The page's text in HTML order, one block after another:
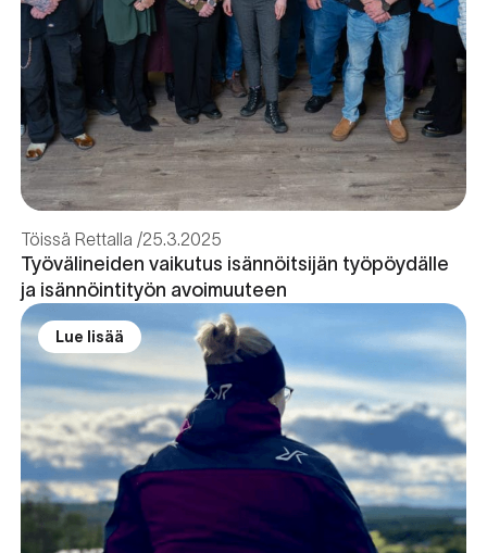
Töissä Rettalla 25.3.2025
Työvälineiden vaikutus isännöitsijän työpöydälle
ja isännöintityön avoimuuteen
Lue lisää